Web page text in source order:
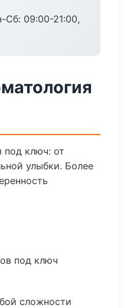
Сб: 09:00-21:00,
под ключ: от
улыбки. Более
под ключ
сложности